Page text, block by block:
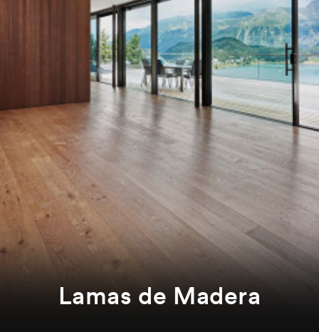
Lamas de Madera